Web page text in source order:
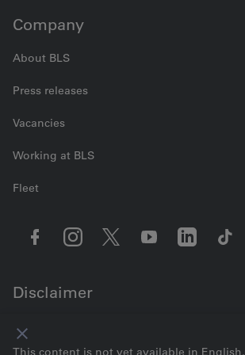
Company
About BLS
Press releases
Vacancies
Working at BLS
Fleet
Disclaimer
Legal information
This content is not yet available in English.